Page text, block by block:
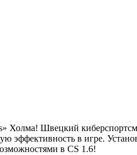
Холма! Швецкий
эффективность в игре.
в CS 1.6!